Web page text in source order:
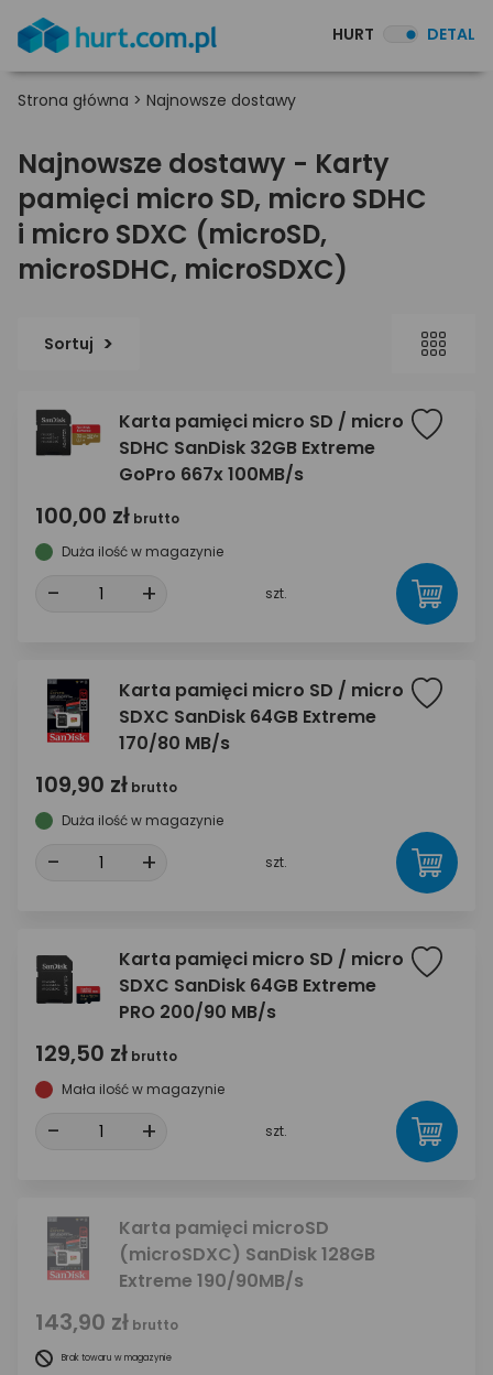
HURT DETAL
Strona główna > Najnowsze dostawy
Najnowsze dostawy - Karty
pamięci micro SD, micro SDHC
i micro SDXC (microSD,
microSDHC, microSDXC)
Sortuj
Karta pamięci micro SD / micro
SDHC SanDisk 32GB Extreme
GoPro 667x 100MB/s
100,00 zł brutto
Duża ilość w magazynie
- + szt.
Karta pamięci micro SD / micro
SDXC SanDisk 64GB Extreme
170/80 MB/s
109,90 zł brutto
Duża ilość w magazynie
- + szt.
Karta pamięci micro SD / micro
SDXC SanDisk 64GB Extreme
PRO 200/90 MB/s
129,50 zł brutto
Mała ilość w magazynie
- + szt.
Karta pamięci microSD
(microSDXC) SanDisk 128GB
Extreme 190/90MB/s
143,90 zł brutto
Brak towaru w magazynie